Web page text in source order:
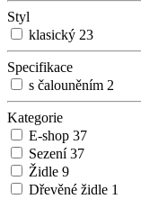
Styl
klasický 23
Specifikace
s čalouněním 2
Kategorie
E-shop 37
Sezení37
Židle 9
Dřevěné židle 1